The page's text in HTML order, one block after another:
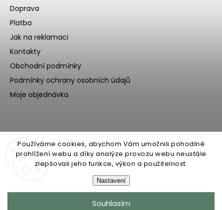
Používáme cookies, abychom Vám umožnili pohodlné
prohlížení webu a díky analýze provozu webu neustále
zlepšovali jeho funkce, výkon a použitelnost.
Nastavení
Souhlasím
Doprava
Platba
Jak na reklamaci
Kontakty
Obchodní podmínky
Podmínky ochrany osobních údajů
Moje objednávka
Ecoteeno. Všechna práva vyhrazena.